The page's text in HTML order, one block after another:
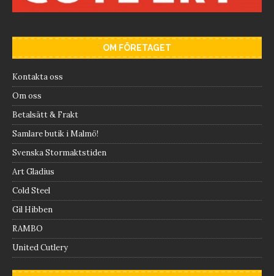
OM FÖRETAGET
Kontakta oss
Om oss
Betalsätt & Frakt
Samlare butik i Malmö!
Svenska Stormaktstiden
Art Gladius
Cold Steel
Gil Hibben
RAMBO
United Cutlery